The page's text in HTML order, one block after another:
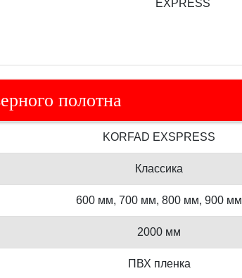
полотна
KORFAD EXSPRESS
Классика
600 мм, 700 мм, 800 мм, 900 мм
2000 мм
ПВХ пленка